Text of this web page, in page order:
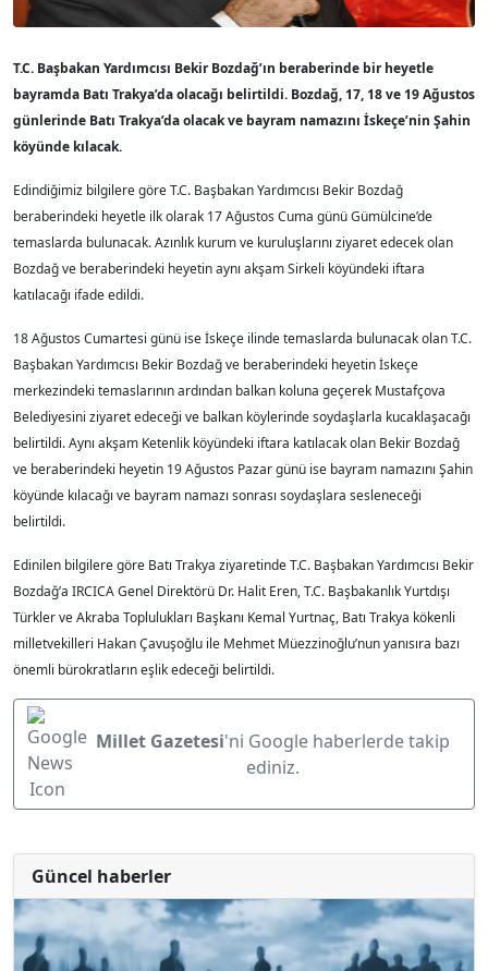
T.C. Başbakan Yardımcısı Bekir Bozdağ’ın beraberinde bir heyetle
bayramda Batı Trakya’da olacağı belirtildi. Bozdağ, 17, 18 ve 19 Ağustos
günlerinde Batı Trakya’da olacak ve bayram namazını İskeçe’nin Şahin
köyünde kılacak.
Edindiğimiz bilgilere göre T.C. Başbakan Yardımcısı Bekir Bozdağ
beraberindeki heyetle ilk olarak 17 Ağustos Cuma günü Gümülcine’de
temaslarda bulunacak. Azınlık kurum ve kuruluşlarını ziyaret edecek olan
Bozdağ ve beraberindeki heyetin aynı akşam Sirkeli köyündeki iftara
katılacağı ifade edildi.
18 Ağustos Cumartesi günü ise İskeçe ilinde temaslarda bulunacak olan T.C.
Başbakan Yardımcısı Bekir Bozdağ ve beraberindeki heyetin İskeçe
merkezindeki temaslarının ardından balkan koluna geçerek Mustafçova
Belediyesini ziyaret edeceği ve balkan köylerinde soydaşlarla kucaklaşacağı
belirtildi. Aynı akşam Ketenlik köyündeki iftara katılacak olan Bekir Bozdağ
ve beraberindeki heyetin 19 Ağustos Pazar günü ise bayram namazını Şahin
köyünde kılacağı ve bayram namazı sonrası soydaşlara sesleneceği
belirtildi.
Edinilen bilgilere göre Batı Trakya ziyaretinde T.C. Başbakan Yardımcısı Bekir
Bozdağ’a IRCICA Genel Direktörü Dr. Halit Eren, T.C. Başbakanlık Yurtdışı
Türkler ve Akraba Toplulukları Başkanı Kemal Yurtnaç, Batı Trakya kökenli
milletvekilleri Hakan Çavuşoğlu ile Mehmet Müezzinoğlu’nun yanısıra bazı
önemli bürokratların eşlik edeceği belirtildi.
Millet Gazetesi'ni Google haberlerde takip
ediniz.
Güncel haberler